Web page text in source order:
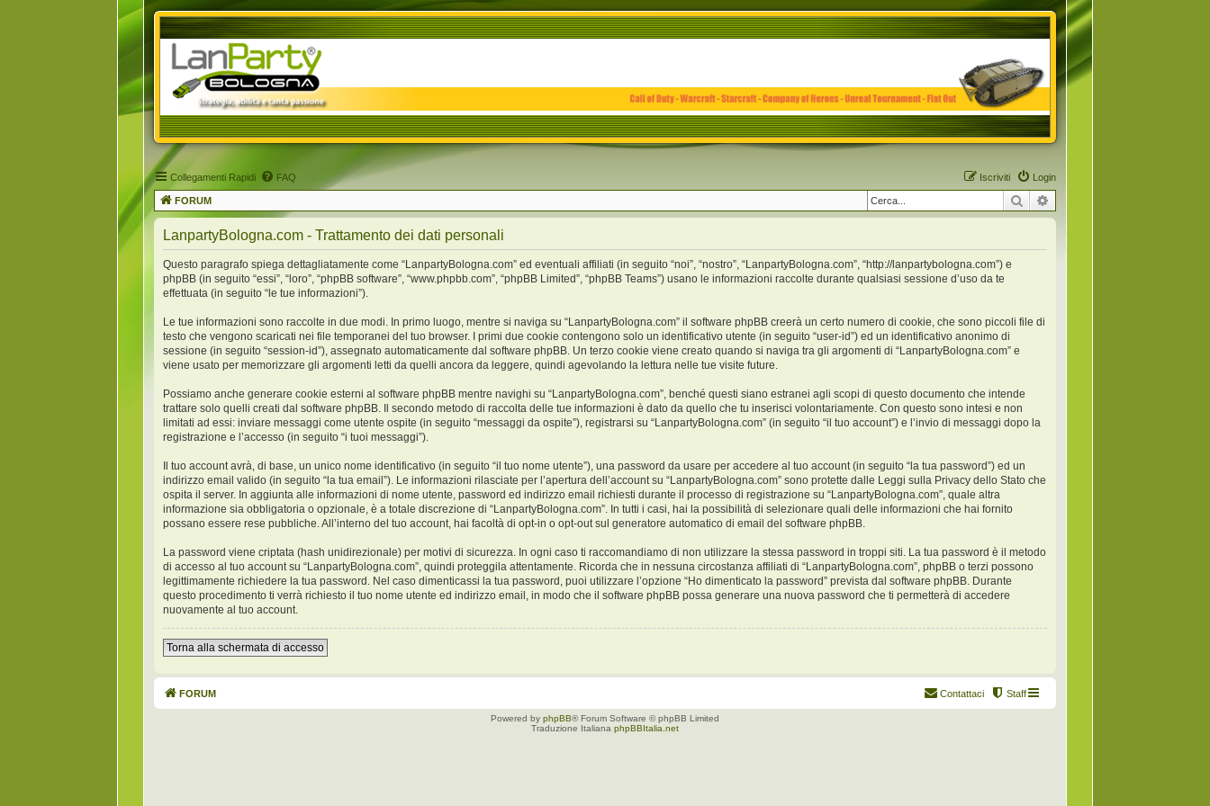
Collegamenti Rapidi FAQ Login
Iscriviti
FORUM Cerca
LanpartyBologna.com - Trattamento dei dati personali
Questo paragrafo spiega dettagliatamente come “LanpartyBologna.com” ed eventuali affiliati (in seguito “noi”, “nostro”, “LanpartyBologna.com”, “http://lanpartybologna.com”) e
phpBB (in seguito “essi”, “loro”, “phpBB software”, “www.phpbb.com”, “phpBB Limited”, “phpBB Teams”) usano le informazioni raccolte durante qualsiasi sessione d’uso da te
effettuata (in seguito “le tue informazioni”).
Le tue informazioni sono raccolte in due modi. In primo luogo, mentre si naviga su “LanpartyBologna.com” il software phpBB creerà un certo numero di cookie, che sono piccoli file di
testo che vengono scaricati nei file temporanei del tuo browser. I primi due cookie contengono solo un identificativo utente (in seguito “user-id”) ed un identificativo anonimo di
sessione (in seguito “session-id”), assegnato automaticamente dal software phpBB. Un terzo cookie viene creato quando si naviga tra gli argomenti di “LanpartyBologna.com” e
viene usato per memorizzare gli argomenti letti da quelli ancora da leggere, quindi agevolando la lettura nelle tue visite future.
Possiamo anche generare cookie esterni al software phpBB mentre navighi su “LanpartyBologna.com”, benché questi siano estranei agli scopi di questo documento che intende
trattare solo quelli creati dal software phpBB. Il secondo metodo di raccolta delle tue informazioni è dato da quello che tu inserisci volontariamente. Con questo sono intesi e non
limitati ad essi: inviare messaggi come utente ospite (in seguito “messaggi da ospite”), registrarsi su “LanpartyBologna.com” (in seguito “il tuo account”) e l’invio di messaggi dopo la
registrazione e l’accesso (in seguito “i tuoi messaggi”).
Il tuo account avrà, di base, un unico nome identificativo (in seguito “il tuo nome utente”), una password da usare per accedere al tuo account (in seguito “la tua password”) ed un
indirizzo email valido (in seguito “la tua email”). Le informazioni rilasciate per l’apertura dell’account su “LanpartyBologna.com” sono protette dalle Leggi sulla Privacy dello Stato che
ospita il server. In aggiunta alle informazioni di nome utente, password ed indirizzo email richiesti durante il processo di registrazione su “LanpartyBologna.com”, quale altra
informazione sia obbligatoria o opzionale, è a totale discrezione di “LanpartyBologna.com”. In tutti i casi, hai la possibilità di selezionare quali delle informazioni che hai fornito
possano essere rese pubbliche. All’interno del tuo account, hai facoltà di opt-in o opt-out sul generatore automatico di email del software phpBB.
La password viene criptata (hash unidirezionale) per motivi di sicurezza. In ogni caso ti raccomandiamo di non utilizzare la stessa password in troppi siti. La tua password è il metodo
di accesso al tuo account su “LanpartyBologna.com”, quindi proteggila attentamente. Ricorda che in nessuna circostanza affiliati di “LanpartyBologna.com”, phpBB o terzi possono
legittimamente richiedere la tua password. Nel caso dimenticassi la tua password, puoi utilizzare l’opzione “Ho dimenticato la password” prevista dal software phpBB. Durante
questo procedimento ti verrà richiesto il tuo nome utente ed indirizzo email, in modo che il software phpBB possa generare una nuova password che ti permetterà di accedere
nuovamente al tuo account.
Torna alla schermata di accesso
FORUM Staff
Contattaci
Powered by phpBB® Forum Software © phpBB Limited
Traduzione Italiana phpBBItalia.net